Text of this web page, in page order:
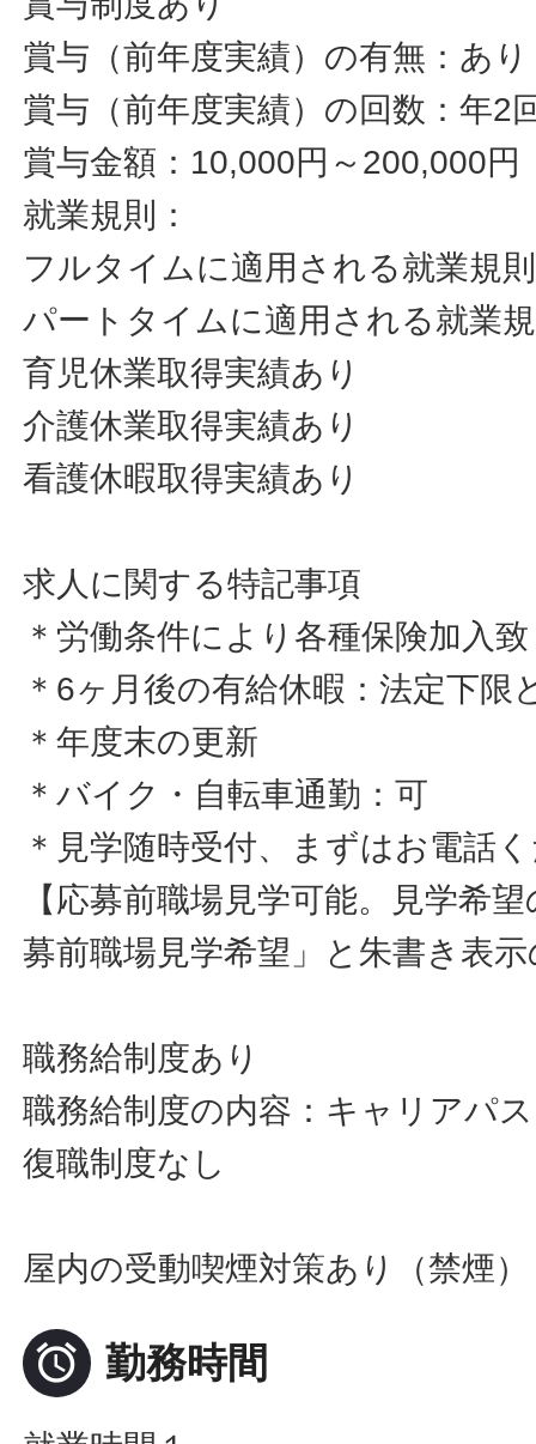
賞与（前年度実績）の有無：あり
賞与（前年度実績）の回数：年2
賞与金額：10,000円～200,000円
就業規則：
フルタイムに適用される就業規
パートタイムに適用される就業
育児休業取得実績あり
介護休業取得実績あり
看護休暇取得実績あり
求人に関する特記事項
＊労働条件により各種保険加入
＊6ヶ月後の有給休暇：法定下限
＊年度末の更新
＊バイク・自転車通勤：可
＊見学随時受付、まずはお電話
【応募前職場見学可能。見学希
募前職場見学希望」と朱書き表
職務給制度あり
職務給制度の内容：キャリアパ
復職制度なし
屋内の受動喫煙対策あり（禁煙）
 勤務時間